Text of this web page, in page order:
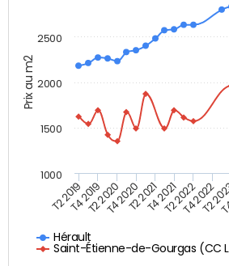
Prix au m2
Hérault
Saint-Étienne-de-Gourgas (CC
T2 2019T4 2019T2 2020T4 2020T2 2021T4 2021T2 2022T4 2022
T2
1000
1500
2000
2500